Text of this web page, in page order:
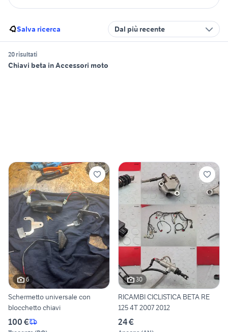
Salva ricerca Dal più recente
20 risultati
Chiavi beta in Accessori moto
6
Schermetto universale con
blocchetto chiavi
100 €
30
RICAMBI CICLISTICA BETA RE
125 4T 2007 2012
24 €